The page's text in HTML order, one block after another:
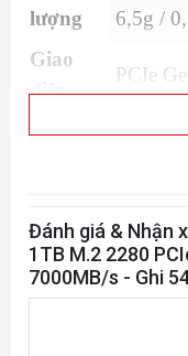
lượng
6,5g /
Giao
diện
PCIe
Lên tới
6.200
Ghi
tuần tự
(tối đa*)
Lên tới
0°C -
Đánh giá & Nhận
1TB M.2 2280
7000MB/s - Ghi